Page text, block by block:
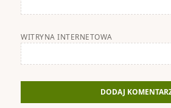
WITRYNA INTERNETOWA